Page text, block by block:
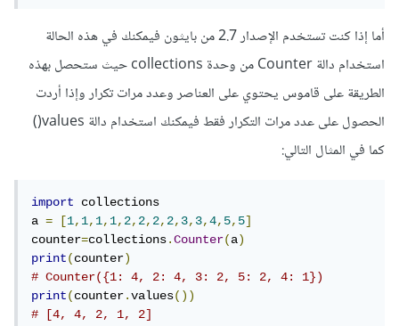
أما إذا كنت تستخدم الإصدار 2.7 من بايثون فيمكنك في هذه الحالة
استخدام دالة Counter من وحدة collections حيث ستحصل بهذه
الطريقة على قاموس يحتوي على العناصر وعدد مرات تكرار وإذا أردت
الحصول على عدد مرات التكرار فقط فيمكنك استخدام دالة values()
كما في المثال التالي:
import
collections
a = [1,1,1,1,2,2,2,2,3,3,4,5,5]
counter=collections.Counter(a)
print(counter)
# Counter({1: 4, 2: 4, 3: 2, 5: 2, 4: 1})
print(counter.values())
# [4, 4, 2, 1, 2]